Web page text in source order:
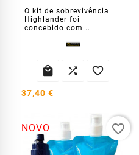
O kit de sobrevivência
Highlander foi
concebido com...
  
37,40 €
NOVO favorite_border